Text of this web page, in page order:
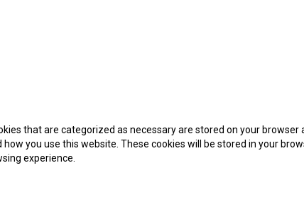
that are categorized as necessary are stored on your browser
you use this website. These cookies will be stored in your
experience.